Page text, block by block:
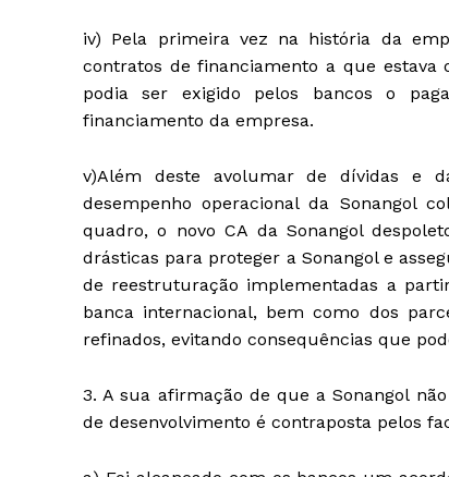
iv) Pela primeira vez na história da
contratos de financiamento a que estava
podia ser exigido pelos bancos o
financiamento da empresa.
v)Além deste avolumar de dívidas e
desempenho operacional da Sonangol
quadro, o novo CA da Sonangol
drásticas para proteger a Sonangol e
de reestruturação implementadas a
banca internacional, bem como dos
refinados, evitando consequências que
3. A sua afirmação de que a Sonangol
de desenvolvimento é contraposta pelos